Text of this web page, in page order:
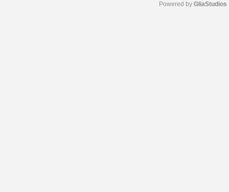
Powered by GliaStudios